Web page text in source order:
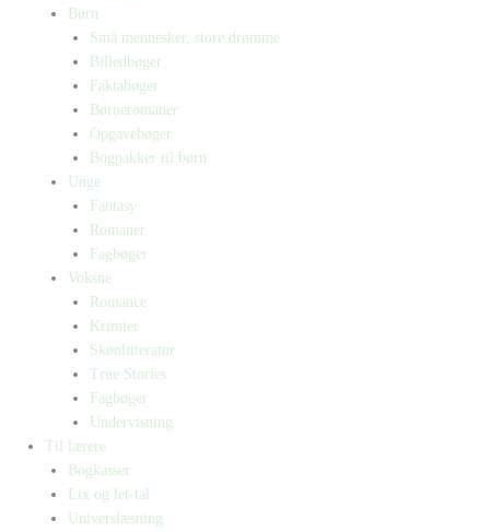
Børn
Små mennesker, store drømme
Billedbøger
Faktabøger
Børneromaner
Opgavebøger
Bogpakker til børn
Unge
Fantasy
Romaner
Fagbøger
Voksne
Romance
Krimier
Skønlitteratur
True Stories
Fagbøger
Undervisning
Til lærere
Bogkasser
Lix og let-tal
Universlæsning